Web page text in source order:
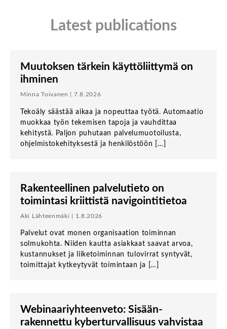
Latest publications
Muutoksen tärkein käyttöliittymä on
ihminen
Minna Toivanen | 7.8.2026
Tekoäly säästää aikaa ja nopeuttaa työtä. Automaatio
muokkaa työn tekemisen tapoja ja vauhdittaa
kehitystä. Paljon puhutaan palvelumuotoilusta,
ohjelmistokehityksestä ja henkilöstöön […]
Rakenteellinen palvelutieto on
toimintasi kriittistä navigointitietoa
Aki Lähteenmäki | 1.8.2026
Palvelut ovat monen organisaation toiminnan
solmukohta. Niiden kautta asiakkaat saavat arvoa,
kustannukset ja liiketoiminnan tulovirrat syntyvät,
toimittajat kytkeytyvät toimintaan ja […]
Webinaari­­yhteenveto: Sisään­
rakennettu kyber­turvallisuus vahvistaa